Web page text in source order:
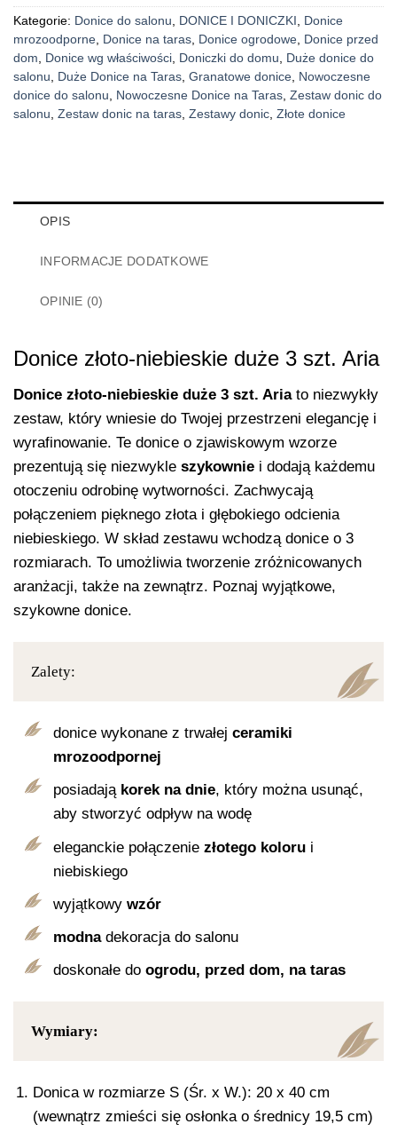
Kategorie: Donice do salonu DONICE I DONICZKI
Donice
mrozoodporne Donice na taras Donice ogrodowe Donice przed
dom
Donice wg właściwości Doniczki do domu
Duże donice do
salonu
Duże Donice na Taras Granatowe donice Nowoczesne
donice do salonu
Nowoczesne Donice na Taras Zestaw donic do
salonu Zestaw donic na taras Zestawy donic Złote donice
OPIS
INFORMACJE DODATKOWE
OPINIE (0)
Donice złoto-niebieskie duże 3 szt. Aria
Donice złoto-niebieskie duże 3 szt. Ariato niezwykły
zestaw, który wniesie do Twojej przestrzeni elegancję i
wyrafinowanie. Te donice o zjawiskowym wzorze
prezentują się niezwykle szykownie i dodają każdemu
otoczeniu odrobinę wytworności. Zachwycają
połączeniem pięknego złota i głębokiego odcienia
niebieskiego. W skład zestawu wchodzą donice o 3
rozmiarach. To umożliwia tworzenie zróżnicowanych
aranżacji, także na zewnątrz. Poznaj wyjątkowe,
szykowne donice.
Zalety:
donice wykonane z trwałej ceramiki
mrozoodpornej
posiadająkorek na dnie, który można usunąć,
aby stworzyć odpływ na wodę
eleganckie połączenie złotego koloru i
niebiskiego
wyjątkowy wzór
modnadekoracja do salonu
doskonałe do ogrodu, przed dom, na taras
Wymiary:
Donica w rozmiarze S (Śr. x W.): 20 x 40 cm
(wewnątrz zmieści się osłonka o średnicy 19,5 cm)